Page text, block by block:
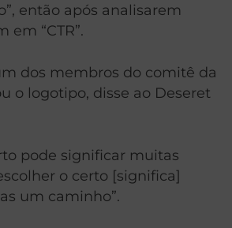
então após analisarem
em “CTR”.
dos membros do comitê da
o logotipo, disse ao Deseret
pode significar muitas
o certo [significa]
um caminho”.